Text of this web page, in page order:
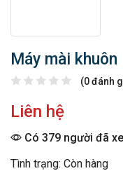
Máy mài
(0 đánh
Liên hệ
Có 379 người đã
Tình trạng: Còn hàng